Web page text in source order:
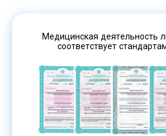
Медицинская деятельность
соответствует